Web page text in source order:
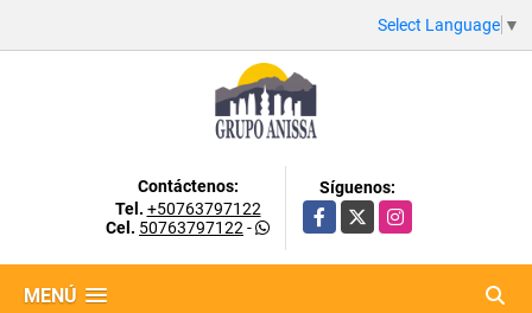
Select Language ▼
Contáctenos:
Tel. +50763797122
Cel. 50763797122 -
Síguenos:
Facebook
X Instagram
MENÚ